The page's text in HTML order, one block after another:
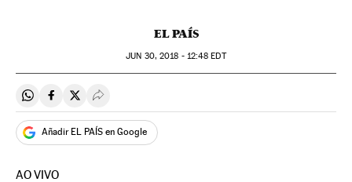
EL PAÍS
JUN 30, 2018 - 12:48 EDT
Compartir en Whatsapp
Compartir en Facebook
Compartir en Twitter
Desplegar Redes Sociales
Añadir EL PAÍS en Google
AO VIVO